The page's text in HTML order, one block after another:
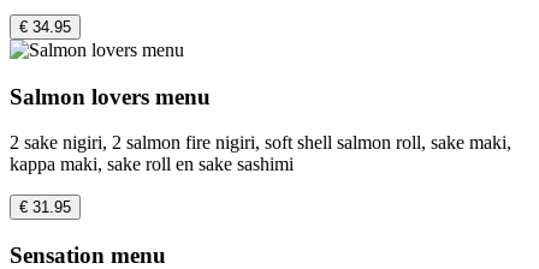
€ 34.95
Salmon lovers menu
2 sake nigiri, 2 salmon fire nigiri, soft shell salmon roll, sake maki,
kappa maki, sake roll en sake sashimi
€ 31.95
Sensation menu